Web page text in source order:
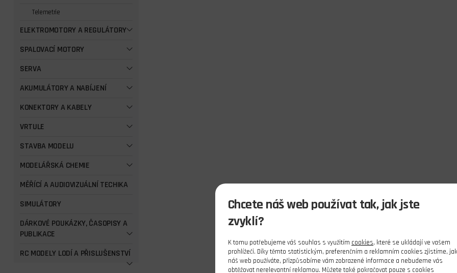
Telemetrie
ELEKTROMOTORY A REGULÁTORY
SPALOVACÍ MOTORY
SERVA
AKUMULÁTORY A NABÍJENÍ
KONEKTORY A KABELY
VRTULE
STAVBA MODELU
MODELÁŘSKÁ CHEMIE
MĚŘÍCÍ A AUDIOVIZUÁLNÍ TECHIKA
SIMULÁTORY
DÁRKOVÉ POUKÁZKY, ČASOPISY A
PUBLIKACE
RC MODELY LODÍ A PŘISLUŠENSTVÍ
Chcete náš web používat tak, jak jste
zvyklí?
K tomu potřebujeme váš souhlas s využitím cookies, které se ukládají ve vašem
prohlížeči. Díky těmto statistickým, preferenčním a reklamním cookies zjistíme, jak
náš web používáte, přizpůsobíme vám zobrazené informace a nebudeme vás
obtěžovat nerelevantní reklamou. Můžete také pokračovat pouze s cookies